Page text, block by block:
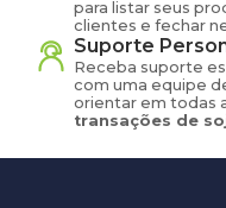
para listar seus
clientes e fechar
Suporte
Receba suporte
com uma equipe
orientar em todas
transações de